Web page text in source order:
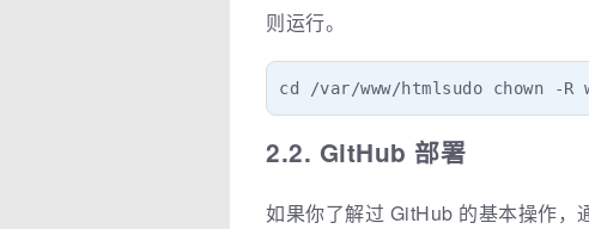
则运行。
cd /var/www/htmlsudo chown -R
2.2. GitHub 部署
如果你了解过 GitHub 的基本操作，